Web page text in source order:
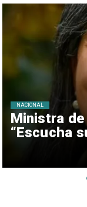
Ministra
“Escucha
NACIONAL